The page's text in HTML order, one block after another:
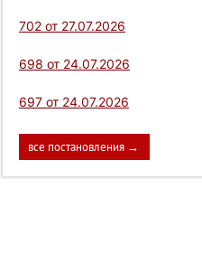
702 от 27.07.2026
698 от 24.07.2026
697 от 24.07.2026
все постановления →